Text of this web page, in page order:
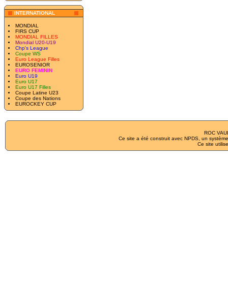
INTERNATIONAL
MONDIAL
FIRS CUP
MONDIAL FILLES
Mondial U20-U19
Chp's League
Coupe WS
Euro League Filles
EUROSENIOR
EURO FEMININ
Euro U19
Euro U17
Euro U17 Filles
Coupe Latine U23
Coupe des Nations
EUROCKEY CUP
ROC
Ce site a été construit avec NPDS , un
Ce site